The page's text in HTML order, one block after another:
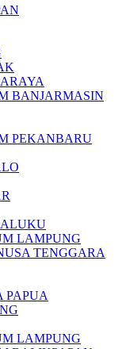
BANJARMASIN
PEKANBARU
LAMPUNG
TENGGARA
PAPUA
LAMPUNG